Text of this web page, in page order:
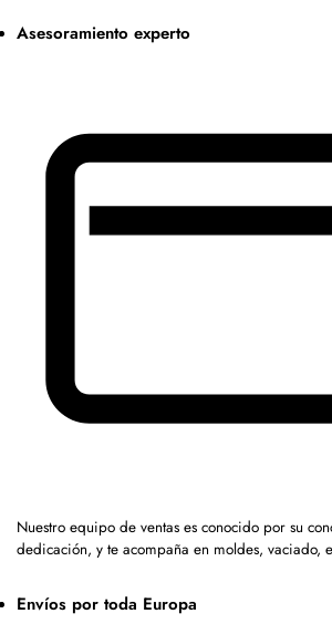
Asesoramiento experto
Nuestro equipo de ventas es conocido por su
dedicación, y te acompaña en moldes, vaciado,
Envíos por toda Europa